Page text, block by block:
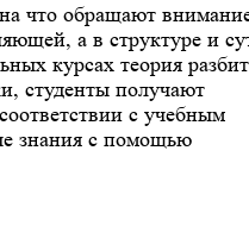
что обращают
а в структуре и
курсах теория
студенты получают
с учебным
знания с помощью